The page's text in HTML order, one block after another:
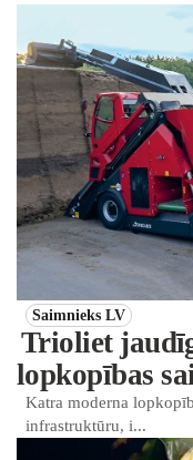
Saimnieks LV
Trioliet
lopkopības
Katra moderna
infrastruktūru, i...